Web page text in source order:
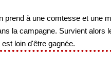
prend à une comtesse et une
la campagne. Survient alors
loin d'être gagnée.